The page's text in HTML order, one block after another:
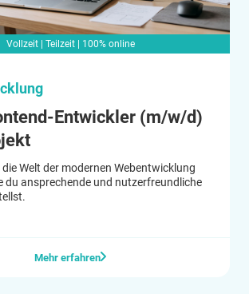
Vollzeit | Teilzeit | 100% online
Entwickler (m/w/d)
die Welt der modernen Webentwicklung
du ansprechende und nutzerfreundliche
Mehr erfahren